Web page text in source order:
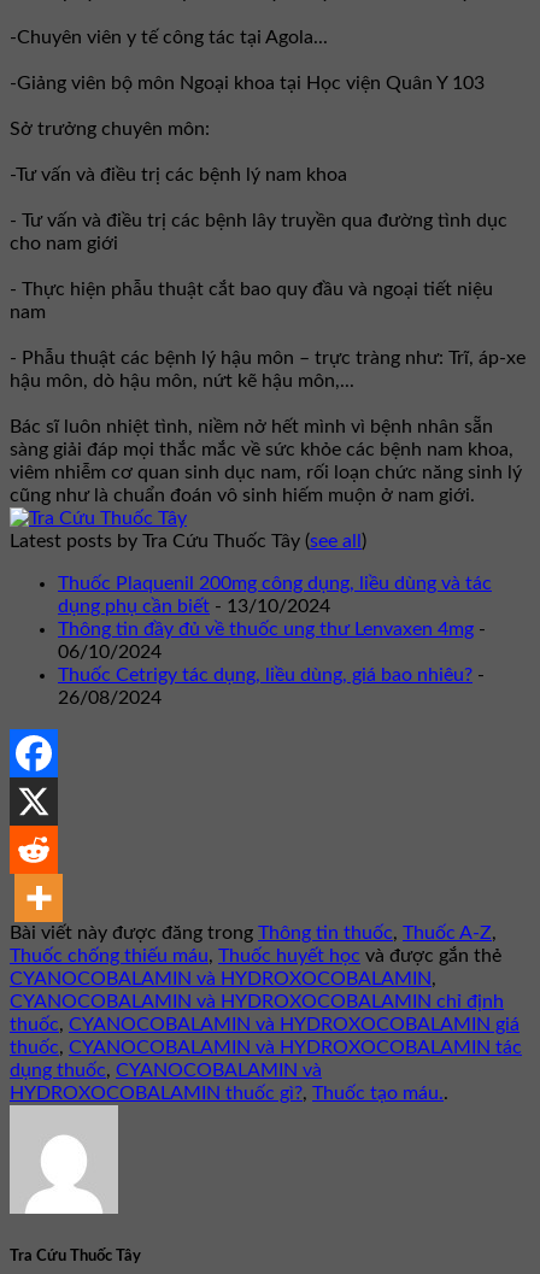
-Chuyên viên y tế công tác tại Agola...
-Giảng viên bộ môn Ngoại khoa tại Học viện Quân Y 103
Sở trưởng chuyên môn:
-Tư vấn và điều trị các bệnh lý nam khoa
- Tư vấn và điều trị các bệnh lây truyền qua đường tình dục
cho nam giới
- Thực hiện phẫu thuật cắt bao quy đầu và ngoại tiết niệu
nam
- Phẫu thuật các bệnh lý hậu môn – trực tràng như: Trĩ, áp-xe
hậu môn, dò hậu môn, nứt kẽ hậu môn,...
Bác sĩ luôn nhiệt tình, niềm nở hết mình vì bệnh nhân sẵn
sàng giải đáp mọi thắc mắc về sức khỏe các bệnh nam khoa,
viêm nhiễm cơ quan sinh dục nam, rối loạn chức năng sinh lý
cũng như là chuẩn đoán vô sinh hiếm muộn ở nam giới.
Latest posts by Tra Cứu Thuốc Tây (see all )
Thuốc Plaquenil 200mg công dụng, liều dùng và tác
dụng phụ cần biết - 13/10/2024
Thông tin đầy đủ về thuốc ung thư Lenvaxen 4mg -
06/10/2024
Thuốc Cetrigy tác dụng, liều dùng, giá bao nhiêu? -
26/08/2024
Bài viết này được đăng trong Thông tin thuốc, Thuốc A-Z,
Thuốc chống thiếu máu, Thuốc huyết học và được gắn thẻ
CYANOCOBALAMIN và HYDROXOCOBALAMIN,
CYANOCOBALAMIN và HYDROXOCOBALAMIN chỉ định
thuốc, CYANOCOBALAMIN và HYDROXOCOBALAMIN giá
thuốc, CYANOCOBALAMIN và HYDROXOCOBALAMIN tác
dụng thuốc, CYANOCOBALAMIN và
HYDROXOCOBALAMIN thuốc gì?, Thuốc tạo máu..
Tra Cứu Thuốc Tây